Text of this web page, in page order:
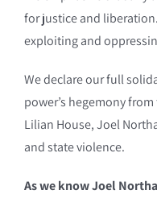
for justice and
exploiting and
We declare our full
power’s hegemony
Lilian House, Joel
and state violence.
As we know Joel